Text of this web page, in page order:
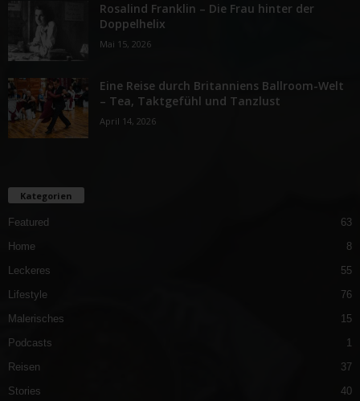
Rosalind Franklin – Die Frau hinter der
Doppelhelix
Mai 15, 2026
Eine Reise durch Britanniens Ballroom-Welt
– Tea, Taktgefühl und Tanzlust
April 14, 2026
Kategorien
Featured
63
Home
8
Leckeres
55
Lifestyle
76
Malerisches
15
Podcasts
1
Reisen
37
Stories
40